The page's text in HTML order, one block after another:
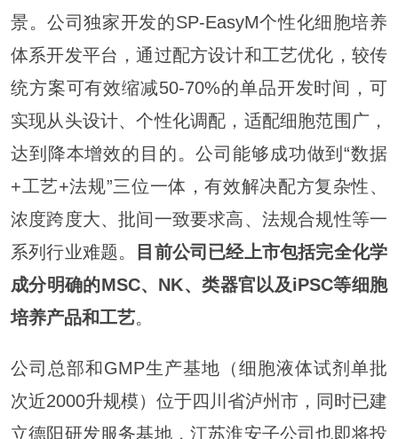
景。公司独家开发的SP-EasyM个性化细胞培养
体系开发平台，通过配方设计和工艺优化，较传
统方案可有效缩减50-70%的单品开发时间，可
实现从头设计、个性化调配，适配细胞范围广，
达到降本增效的目的。公司能够成功做到“数据
+工艺+法规”三位一体，有效解决配方复杂性、
浓度跨度大、批间一致要求高、法规合规性等一
系列行业难题。
目前公司已经上市包括完全化学
成分明确的MSC、NK、类器官 以及iPSC等细胞
培养产品和工艺。
公司总部和GMP生产基地（细胞液体试剂单批
次近2000升规模）位于四川省泸州市，同时已建
立德阳研发服务基地，江苏淮安子公司也即将投